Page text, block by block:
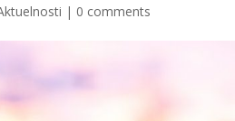
| 0 comments